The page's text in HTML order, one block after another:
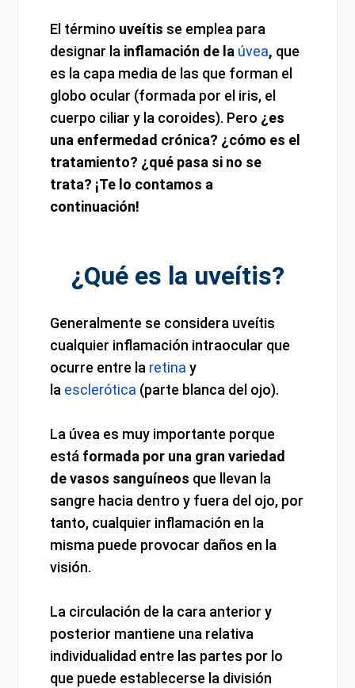
El término uveítis se emplea para
designar la inflamación de la úvea, que
es la capa media de las que forman el
globo ocular (formada por el iris, el
cuerpo ciliar y la coroides). Pero ¿es
una enfermedad crónica? ¿cómo es el
tratamiento? ¿qué pasa si no se
trata? ¡Te lo contamos a
continuación!
¿Qué es la uveítis?
Generalmente se considera uveítis
cualquier inflamación intraocular que
ocurre entre la retina y
la esclerótica (parte blanca del ojo).
La úvea es muy importante porque
está formada por una gran variedad
de vasos sanguíneos que llevan la
sangre hacia dentro y fuera del ojo, por
tanto, cualquier inflamación en la
misma puede provocar daños en la
visión.
La circulación de la cara anterior y
posterior mantiene una relativa
individualidad entre las partes por lo
que puede establecerse la división